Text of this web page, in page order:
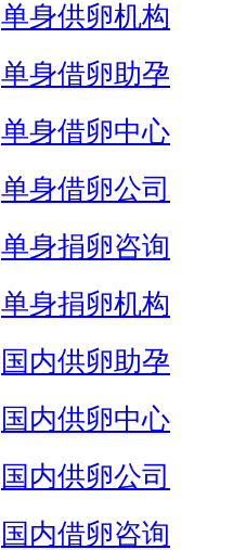
单身供卵机构
单身借卵助孕
单身借卵中心
单身借卵公司
单身捐卵咨询
单身捐卵机构
国内供卵助孕
国内供卵中心
国内供卵公司
国内借卵咨询